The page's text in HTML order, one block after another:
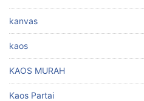
kanvas
kaos
KAOS MURAH
Kaos Partai